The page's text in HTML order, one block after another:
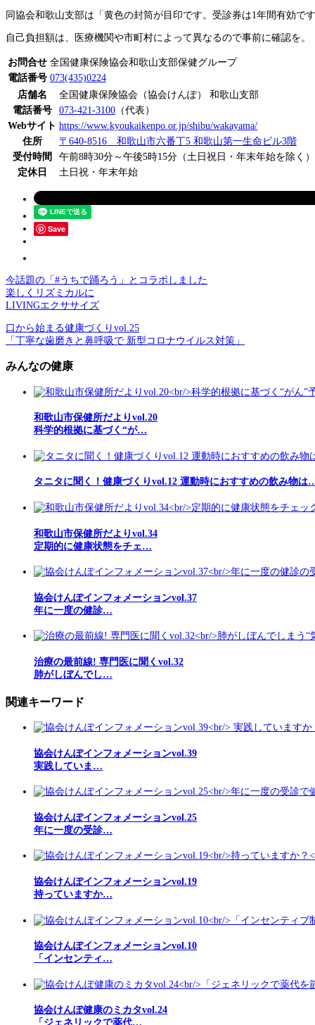
同協会和歌山支部は「黄色の封筒が目印です。受診券は1年間有効
自己負担額は、医療機関や市町村によって異なるので事前に確認を。
お問合せ 全国健康保険協会和歌山支部保健グループ
電話番号 073(435)0224
店舗名
全国健康保険協会（協会けんぽ） 和歌山支部
電話番号
073-421-3100 （代表）
Webサイト https://www.kyoukaikenpo.or.jp/shibu/wakayama/
住所
〒640-8516 和歌山市六番丁5 和歌山第一生命ビル3階
受付時間
午前8時30分～午後5時15分（土日祝日・年末年始を除く）
定休日
土日祝・年末年始
Save
今話題の「#うちで踊ろう」とコラボしました
楽しくリズミカルに
LIVINGエクササイズ
口から始まる健康づくりvol.25
「丁寧な歯磨きと鼻呼吸で 新型コロナウイルス対策」
みんなの健康
和歌山市保健所だよりvol.20
科学的根拠に基づく“が…
タニタに聞く！健康づくりvol.12 運動時におすすめの飲み物は
和歌山市保健所だよりvol.34
定期的に健康状態をチェ…
協会けんぽインフォメーションvol.37
年に一度の健診…
治療の最前線! 専門医に聞くvol.32
肺がしぼんでし…
関連キーワード
協会けんぽインフォメーションvol.39
実践していま…
協会けんぽインフォメーションvol.25
年に一度の受診…
協会けんぽインフォメーションvol.19
持っていますか…
協会けんぽインフォメーションvol.10
「インセンティ…
協会けんぽ健康のミカタvol.24
「ジェネリックで薬代…